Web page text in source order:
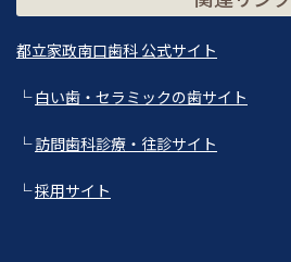
都立家政南口歯科 公式サイト
└白い歯・セラミックの歯サイト
└訪問歯科診療・往診サイト
└採用サイト